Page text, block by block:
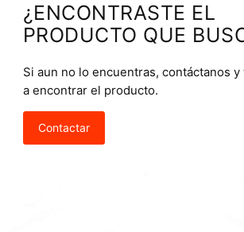
¿ENCONTRASTE EL
PRODUCTO QUE
Si aun no lo encuentras, contáctanos y
a encontrar el producto.
Contactar